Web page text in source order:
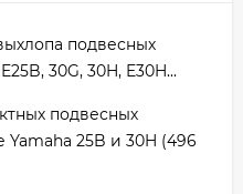
подвесных
30G, 30H, E30H...
подвесных
Yamaha 25B и 30H (496